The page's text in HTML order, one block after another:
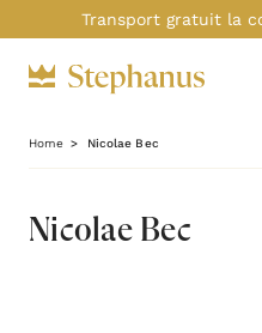
Transport gratuit la
Home Nicolae Bec
Nicolae Bec